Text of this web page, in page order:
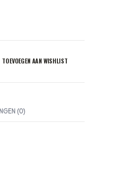
TOEVOEGEN AAN WISHLIST
(0)